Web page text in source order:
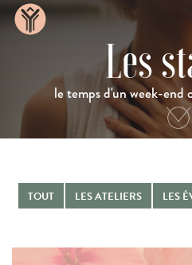
Les
le temps d'un week-end
TOUT LES ATELIERS LES